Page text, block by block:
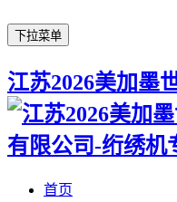
下拉菜单
江苏2026美加墨
首页